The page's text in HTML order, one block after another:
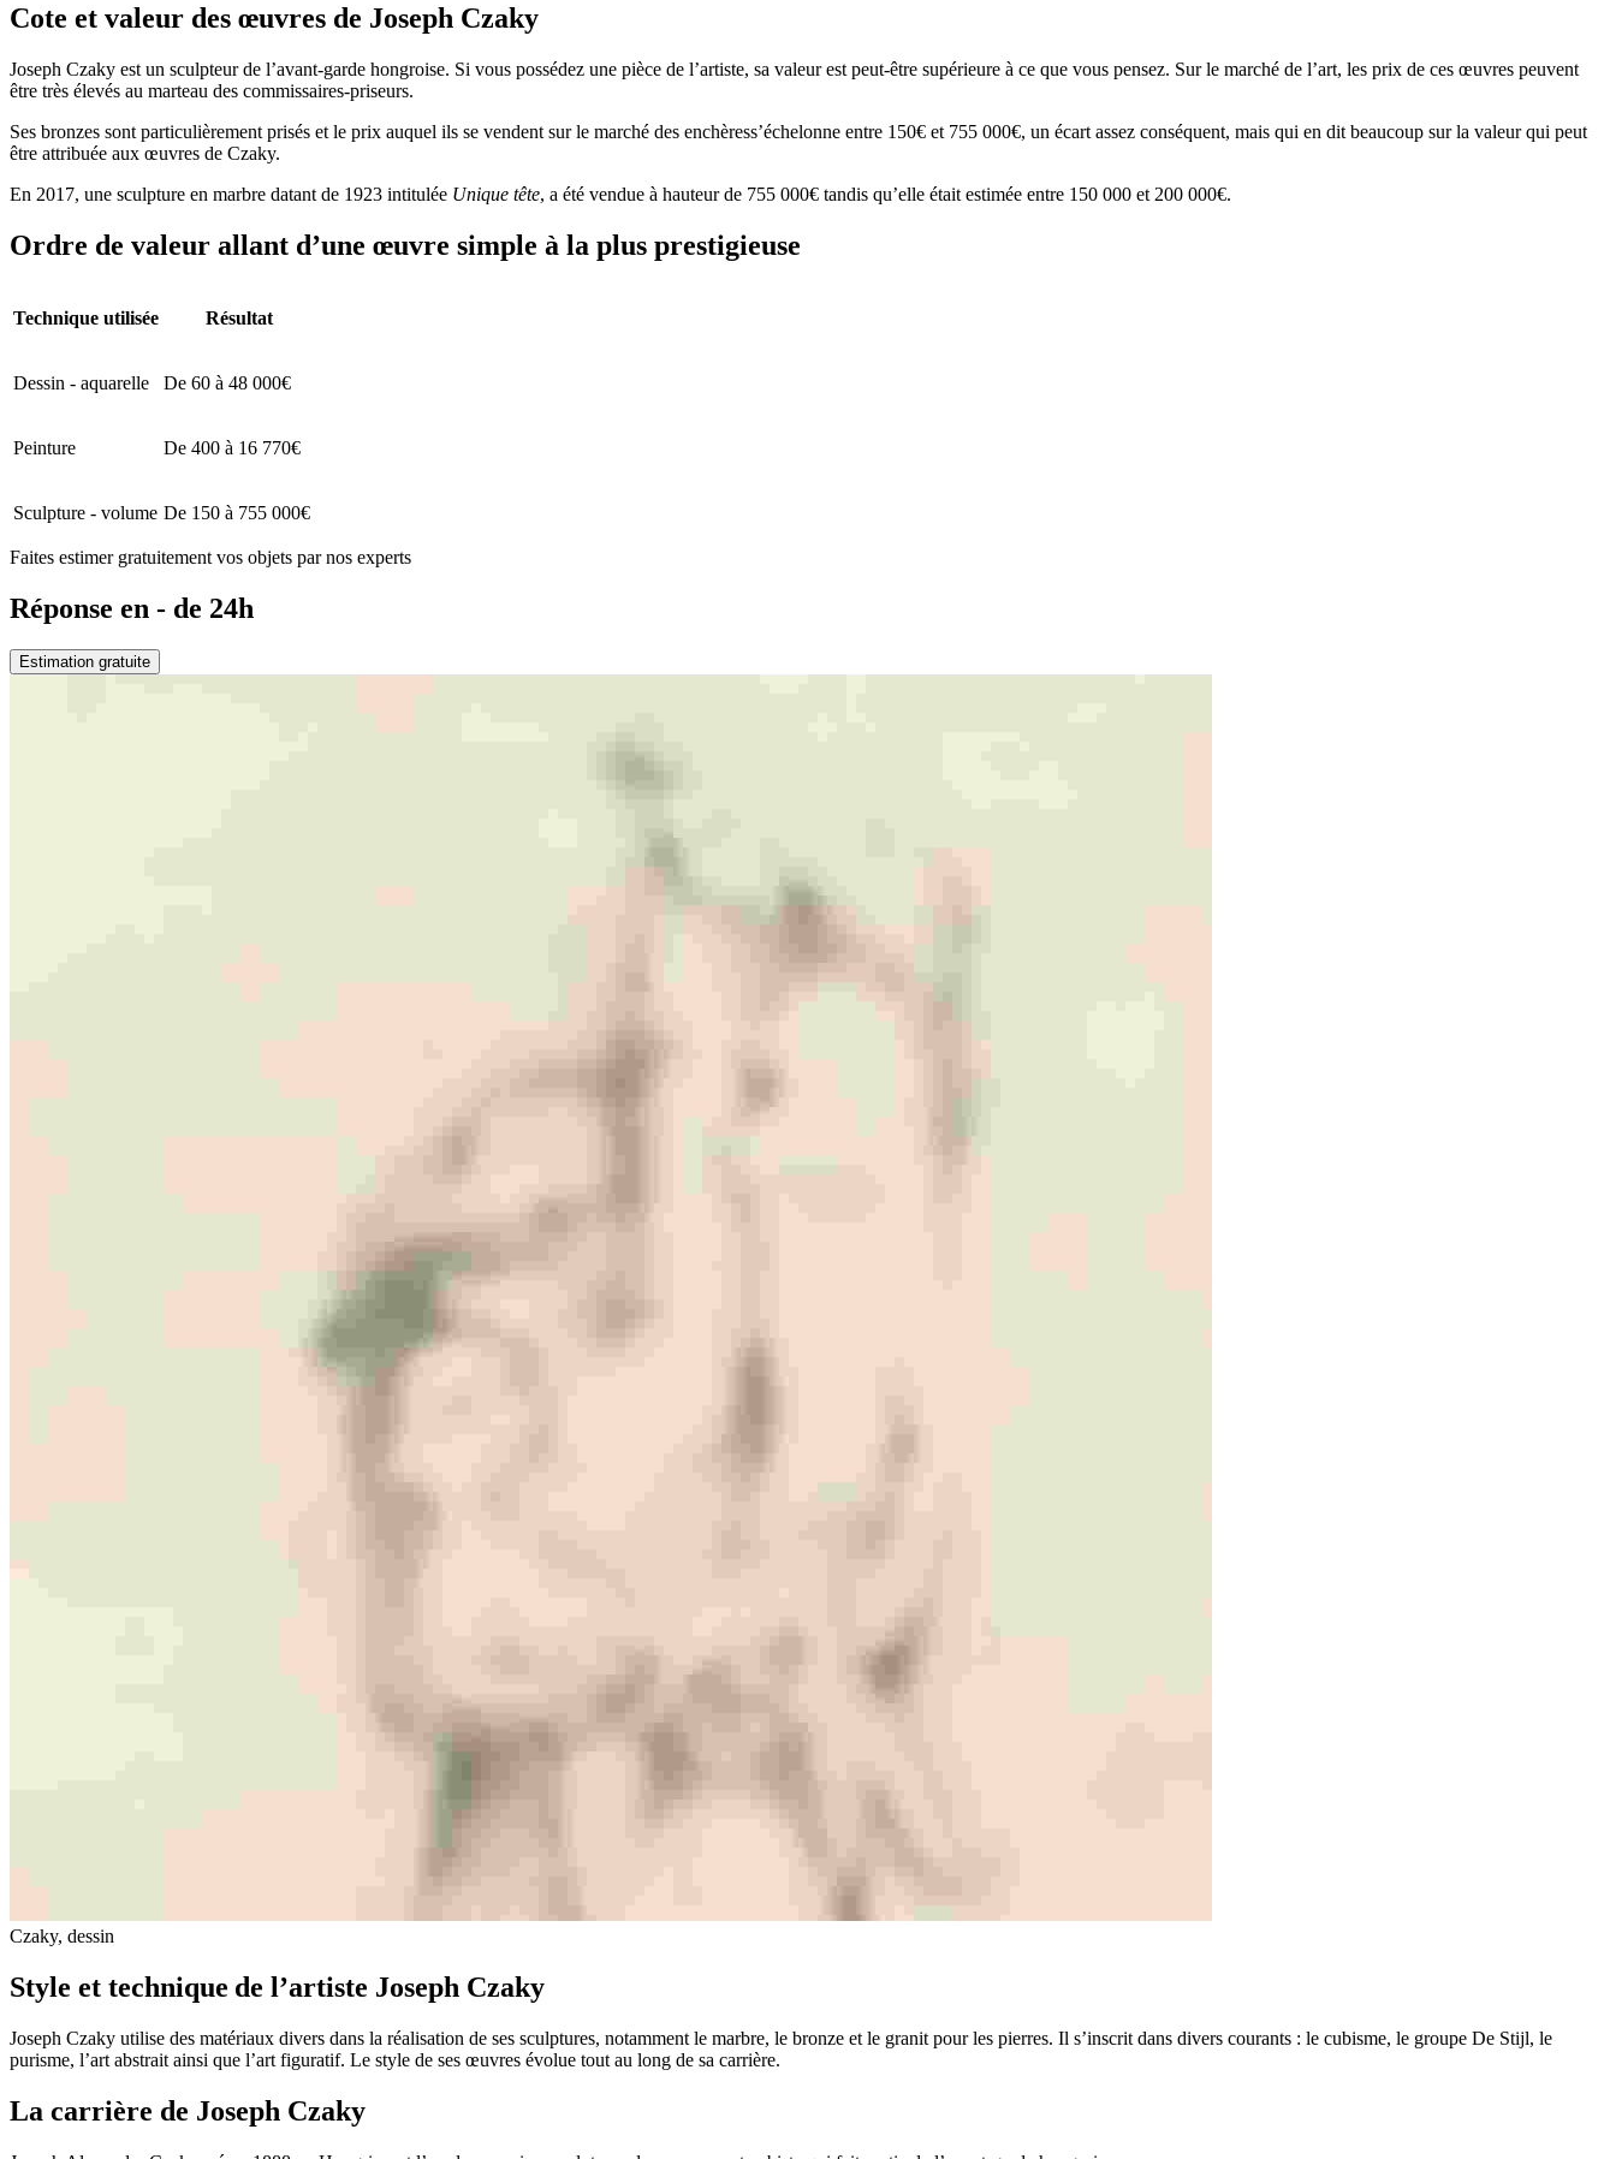
Cote et valeur des œuvres de Joseph Czaky
Joseph Czaky est un sculpteur de l’avant-garde hongroise. Si vous possédez une pièce de l’artiste, sa valeur est peut-être supérieure à ce que vous pensez. Sur le marché de l’art, les prix de ces œuvres peuvent
être très élevés au marteau des commissaires-priseurs.
Ses bronzes sont particulièrement prisés et le prix auquel ils se vendent sur le marché des enchèress’échelonne entre 150€ et 755 000€, un écart assez conséquent, mais qui en dit beaucoup sur la valeur qui peut
être attribuée aux œuvres de Czaky.
En 2017, une sculpture en marbre datant de 1923 intitulée Unique tête, a été vendue à hauteur de 755 000€ tandis qu’elle était estimée entre 150 000 et 200 000€.
Ordre de valeur allant d’une œuvre simple à la plus prestigieuse
Technique utilisée Résultat
Dessin - aquarelle De 60 à 48 000€
Peinture De 400 à 16 770€
Sculpture - volume De 150 à 755 000€
Faites estimer gratuitement vos objets par nos experts
Réponse en - de 24h
Estimation gratuite
Czaky, dessin
Style et technique de l’artiste Joseph Czaky
Joseph Czaky utilise des matériaux divers dans la réalisation de ses sculptures, notamment le marbre, le bronze et le granit pour les pierres. Il s’inscrit dans divers courants : le cubisme, le groupe De Stijl, le
purisme, l’art abstrait ainsi que l’art figuratif. Le style de ses œuvres évolue tout au long de sa carrière.
La carrière de Joseph Czaky